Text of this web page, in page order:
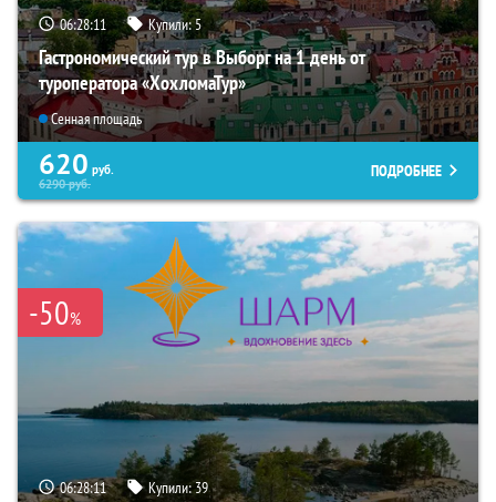
06:28:10 Купили:5
Гастрономический тур в Выборг на 1 день от
туроператора «ХохломаТур»
Сенная площадь
620 руб.
6290руб.
ПОДРОБНЕЕ
-50%
06:28:10 Купили:39